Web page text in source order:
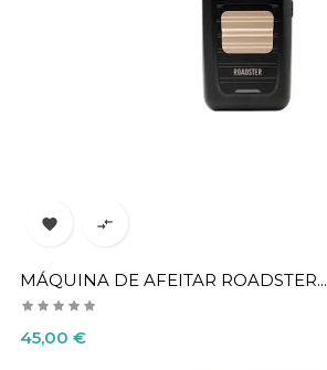
 
MÁQUINA DE AFEITAR ROADSTER...
Precio
45,00 €